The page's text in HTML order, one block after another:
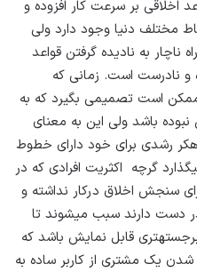
اخلاقی بر سرعت کار افزوده و
مختلف دنیا وجود دارد ولی
ناچار به نادیده گرفتن قواعد
و نادرست است. زمانی که
است تصمیمی بگیرد که به
باشد ولی این به معنای
رشدی برای خود دارای خطوط
گرچه اکثریت افرادی که در
سنجش اخلاق درکار نداشته و
در دست دارند سبب می­شوند تا
قابل نمایش باشد که
یک مشتری از کاربر ساده به